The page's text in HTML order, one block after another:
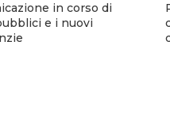
in corso di
e i nuovi